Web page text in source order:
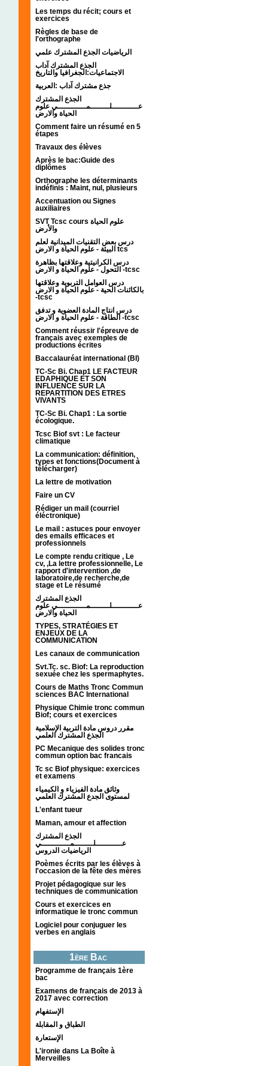
Les temps du récit; cours et
exercices
Règles de base de
l'orthographe
الرياضيات الجذع المشترك علمي
الجذع المشترك آداب
الاجتماعيات:الجغرافيا والتاريخ
جذع مشترك آداب :العربية
الجذع المشترك
عـــــــــــلــــــــمــــــــــــي علوم
الحياة والارض
Comment faire un résumé en 5
étapes
Travaux des élèves
Après le bac:Guide des
diplômes
Orthographe les déterminants
indéfinis : Maint, nul, plusieurs
Accentuation ou Signes
auxiliaires
SVT Tcsc cours علوم الحياة
والأرض
درس بعض التقنيات الميدانية لعلم
البيئة - علوم الحياة و الارض tcs
درس الكرانيتية وعلاقتها بظاهرة
التحول - علوم الحياة و الارض -tcsc
درس العوامل التربوية وعلاقتها
بالكائنات الحية - علوم الحياة و الارض
-tcsc
درس انتاج المادة العضوية و تدفق
الطاقة - علوم الحياة و الارض -tcsc
Comment réussir l'épreuve de
français avec exemples de
productions écrites
Baccalauréat international (BI)
TC-Sc Bi. Chap1 LE FACTEUR
EDAPHIQUE ET SON
INFLUENCE SUR LA
REPARTITION DES ETRES
VIVANTS
TC-Sc Bi. Chap1 : La sortie
écologique.
Tcsc Biof svt : Le facteur
climatique
La communication: définition,
types et fonctions(Document à
télécharger)
La lettre de motivation
Faire un CV
Rédiger un mail (courriel
éléctronique)
Le mail : astuces pour envoyer
des emails efficaces et
professionnels
Le compte rendu critique , Le
cv, ,La lettre professionnelle, Le
rapport d'intervention ,de
laboratoire,de recherche,de
stage et Le résumé
الجذع المشترك
عـــــــــــلــــــــمــــــــــــي علوم
الحياة والارض
TYPES, STRATÉGIES ET
ENJEUX DE LA
COMMUNICATION
Les canaux de communication
Svt.Tc. sc. Biof: La reproduction
sexuée chez les spermaphytes.
Cours de Maths Tronc Commun
sciences BAC International
Physique Chimie tronc commun
Biof; cours et exercices
مقرر دروس مادة التربية الإسلامية
الجذع المشترك العلمي
PC Mecanique des solides tronc
commun option bac francais
Tc sc Biof physique: exercices
et examens
وثائق مادة الفيزياء و الكيمياء
L'enfant tueur
Maman, amour et affection
الجذع المشترك
عـــــــــــلــــــــمــــــــــــي
الرياضيات الدروس
Poèmes écrits par les élèves à
l'occasion de la fête des mères
Projet pédagogique sur les
techniques de communication
Cours et exercices en
informatique le tronc commun
Logiciel pour conjuguer les
verbes en anglais
1ère Bac
Programme de français 1ère
bac
Examens de français de 2013 à
2017 avec correction
الإستفهام
الطباق و المقابلة
الإستعارة
L'ironie dans La Boîte à
Merveilles